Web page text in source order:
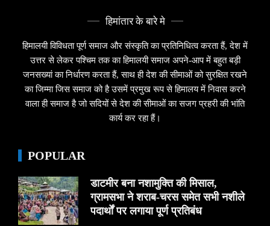
हिमांतार के बारे मे
हिमालयी विविधता पूर्ण समाज और संस्कृति का प्रतिनिधित्व करता हैं, देश में
उत्तर से लेकर पश्चिम तक का हिमालयी समाज अपने-आप में बहुत बड़ी
जनसख्यां का निर्धारण करता हैं, साथ ही देश की सीमाओं को सुरक्षित रखने
का जिम्मा जिस समाज को है उसमें प्रमुख रूप से हिमालय में निवास करने
वाला ही समाज है जो सदियों से देश की सीमाओं का सजग प्रहरी की भांति
कार्य कर रहा हैं।
POPULAR
डाटमीर बना नशामुक्ति की मिसाल,
ग्रामसभा ने शराब-चरस समेत सभी नशीले
पदार्थों पर लगाया पूर्ण प्रतिबंध